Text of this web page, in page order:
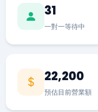
31
一對一等待中
22,200
預估目前營業額